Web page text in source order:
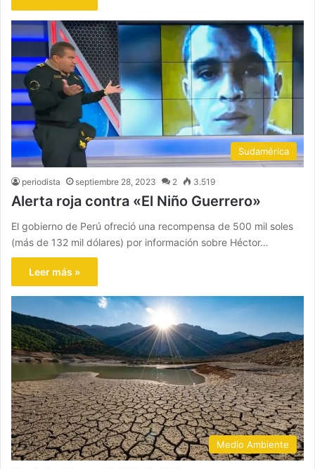
Sudamérica
periodista septiembre 28, 2023 2 3.519
Alerta roja contra «El Niño Guerrero»
El gobierno de Perú ofreció una recompensa de 500 mil soles
(más de 132 mil dólares) por información sobre Héctor…
Leer más »
Medio Ambiente